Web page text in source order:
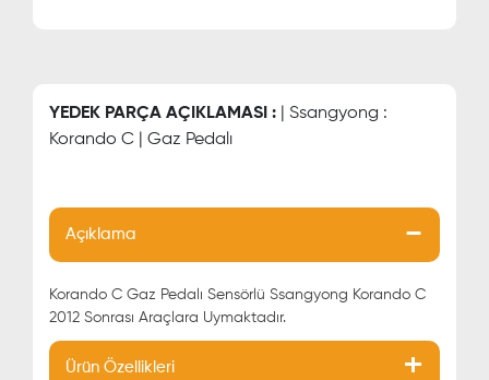
YEDEK PARÇA AÇIKLAMASI : | Ssangyong :
Korando C | Gaz Pedalı
Açıklama
Korando C Gaz Pedalı Sensörlü Ssangyong Korando C
2012 Sonrası Araçlara Uymaktadır.
Ürün Özellikleri